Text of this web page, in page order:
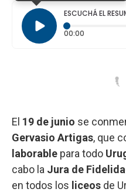
ESCUCHÁ EL
00:00 Tiempo
El 19 de junio se
Gervasio Artigas, que
laborable para todo
cabo la Jura de
en todos los liceos de